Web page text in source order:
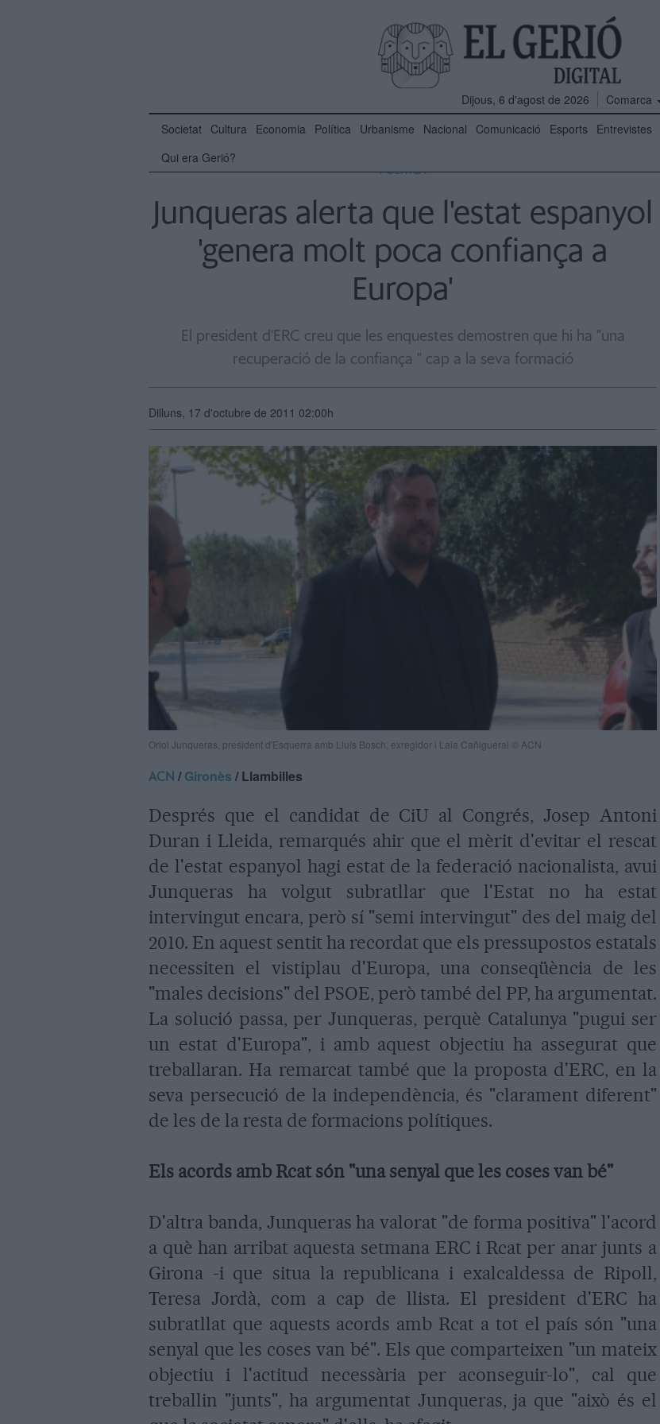
Dijous, 6 d'agost de 2026
Comarca
Societat Cultura Economia Política Urbanisme Nacional Comunicació Esports Entrevistes
Qui era Gerió?
POLÍTICA
Junqueras alerta que l'estat espanyol
'genera molt poca confiança a
Europa'
El president d'ERC creu que les enquestes demostren que hi ha "una
recuperació de la confiança " cap a la seva formació
Dilluns, 17 d'octubre de 2011 02:00h
Oriol Junqueras, president d'Esquerra amb Lluís Bosch, exregidor i Laia Cañigueral © ACN
ACN /Gironès / Llambilles
Després que el candidat de CiU al Congrés, Josep Antoni
Duran i Lleida, remarqués ahir que el mèrit d'evitar el rescat
de l'estat espanyol hagi estat de la federació nacionalista, avui
Junqueras ha volgut subratllar que l'Estat no ha estat
intervingut encara, però sí "semi intervingut" des del maig del
2010. En aquest sentit ha recordat que els pressupostos estatals
necessiten el vistiplau d'Europa, una conseqüència de les
"males decisions" del PSOE, però també del PP, ha argumentat.
La solució passa, per Junqueras, perquè Catalunya "pugui ser
un estat d'Europa", i amb aquest objectiu ha assegurat que
treballaran. Ha remarcat també que la proposta d'ERC, en la
seva persecució de la independència, és "clarament diferent"
de les de la resta de formacions polítiques.
Els acords amb Rcat són "una senyal que les coses van bé"
D'altra banda, Junqueras ha valorat "de forma positiva" l'acord
a què han arribat aquesta setmana ERC i Rcat per anar junts a
Girona -i que situa la republicana i exalcaldessa de Ripoll,
Teresa Jordà, com a cap de llista. El president d'ERC ha
subratllat que aquests acords amb Rcat a tot el país són "una
senyal que les coses van bé". Els que comparteixen "un mateix
objectiu i l'actitud necessària per aconseguir-lo", cal que
treballin "junts", ha argumentat Junqueras, ja que "això és el